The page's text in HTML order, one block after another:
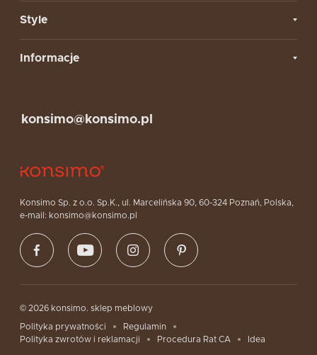
Style
Informacje
Konsimo Sp. z o.o. Sp.K., ul. Marcelińska 90, 60-324 Poznań, Polska,
e-mail: konsimo@konsimo.pl
konsimo@konsimo.pl
© 2026 konsimo. sklep meblowy
Polityka prywatności
Regulamin
Polityka zwrotów i reklamacji
Procedura Rat CA Idea